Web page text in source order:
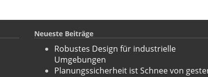
Neueste Beiträge
Robustes Design für industrielle
Umgebungen
Planungssicherheit ist Schnee von